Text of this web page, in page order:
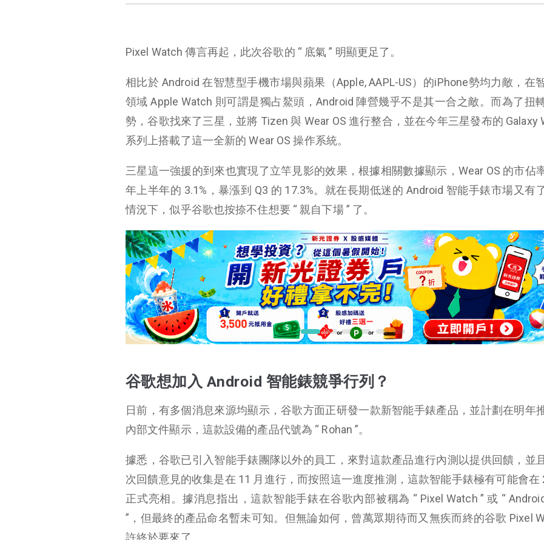
Pixel Watch 傳言再起，此次谷歌的 “ 底氣 ” 明顯更足了。
相比於 Android 在智慧型手機市場與蘋果（Apple, AAPL-US）的iPhone勢均力敵，在
領域 Apple Watch 則可謂是獨占鰲頭，Android 陣營幾乎不是其一合之敵。而為了扭
勢，谷歌找來了三星，並將 Tizen 與 Wear OS 進行整合，並在今年三星發布的 Galaxy
系列上搭載了這一全新的 Wear OS 操作系統。
三星這一強援的到來也實現了立竿見影的效果，根據相關數據顯示，Wear OS 的市佔
年上半年的 3.1%，暴漲到 Q3 的 17.3%。就在長期低迷的 Android 智能手錶市場又有
情況下，似乎谷歌也按捺不住想要 “ 親自下場 ” 了。
谷歌想加入 Android 智能錶競爭行列？
日前，有多個消息來源均顯示，谷歌方面正研發一款新智能手錶產品，並計劃在明年
內部文件顯示，這款設備的產品代號為 “ Rohan ”。
據悉，谷歌已引入智能手錶團隊以外的員工，來對這款產品進行內測以提供回饋，並
次回饋意見的收集是在 11 月進行，而按照這一進度推測，這款智能手錶極有可能會在
正式亮相。據消息指出，這款智能手錶在谷歌內部被稱為 “ Pixel Watch ” 或 “
”，但最終的產品命名暫未可知。但無論如何，曾萬眾期待而又無疾而終的谷歌 Pixel
許終於要來了。